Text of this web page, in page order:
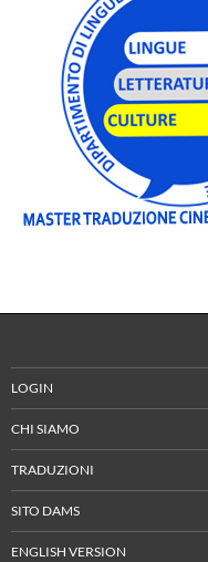
LOGIN
CHI SIAMO
TRADUZIONI
SITO DAMS
ENGLISH VERSION